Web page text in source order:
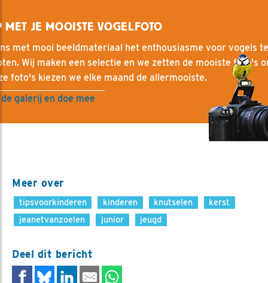
MET JE MOOISTE VOGELFOTO
met mooi beeldmateriaal het enthousiasme voor vogels te
Wij maken een selectie en we zetten de mooiste foto's
foto's kiezen we elke maand de allermooiste.
galerij en doe mee
Meer over
tipsvoorkinderen kinderen knutselen
kerst
jeanetvanzoelen
junior jeugd
Deel dit bericht